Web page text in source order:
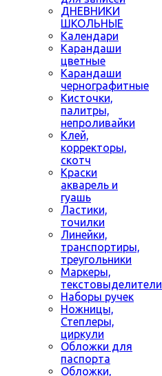
ДНЕВНИКИ
ШКОЛЬНЫЕ
Календари
Карандаши
цветные
Карандаши
чернографитные
Кисточки,
палитры,
непроливайки
Клей,
корректоры,
скотч
Краски
акварель и
гуашь
Ластики,
точилки
Линейки,
транспортиры,
треугольники
Маркеры,
текстовыделители
Наборы ручек
Ножницы,
Степлеры,
циркули
Обложки для
паспорта
Обложки,